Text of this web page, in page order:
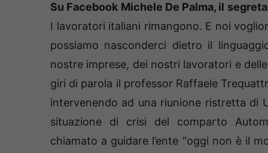
Su Facebook Michele De Palma, il
I lavoratori italiani rimangono. E noi
possiamo nasconderci dietro il
nostre imprese, dei nostri lavoratori e
giri di parola il professor Raffaele
intervenendo ad una riunione ristretta di
situazione di crisi del comparto
chiamato a guidare l’ente “oggi non è il